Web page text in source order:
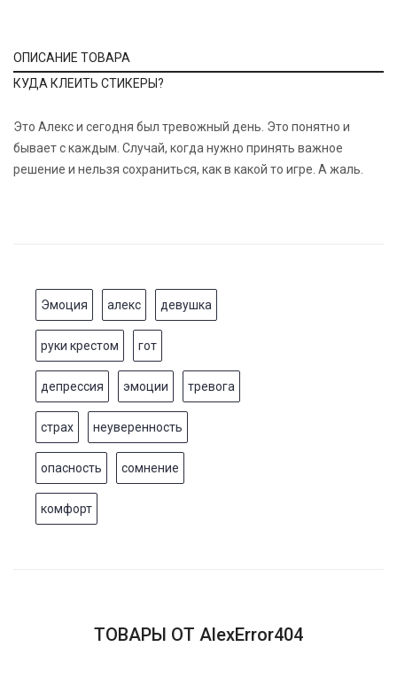
ОПИСАНИЕ ТОВАРА
КУДА КЛЕИТЬ СТИКЕРЫ?
Это Алекс и сегодня был тревожный день. Это понятно и
бывает с каждым. Случай, когда нужно принять важное
решение и нельзя сохраниться, как в какой то игре. А жаль.
Эмоция алекс девушка
руки крестом гот
депрессия эмоции тревога
страх неуверенность
опасность сомнение
комфорт
ТОВАРЫ ОТ AlexError404